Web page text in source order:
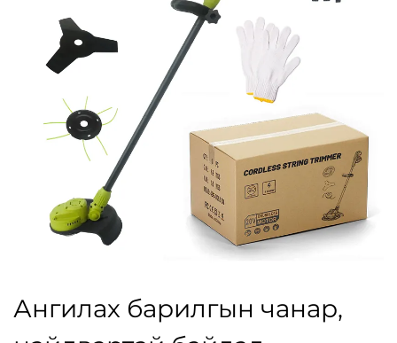
Ангилах барилгын чанар,